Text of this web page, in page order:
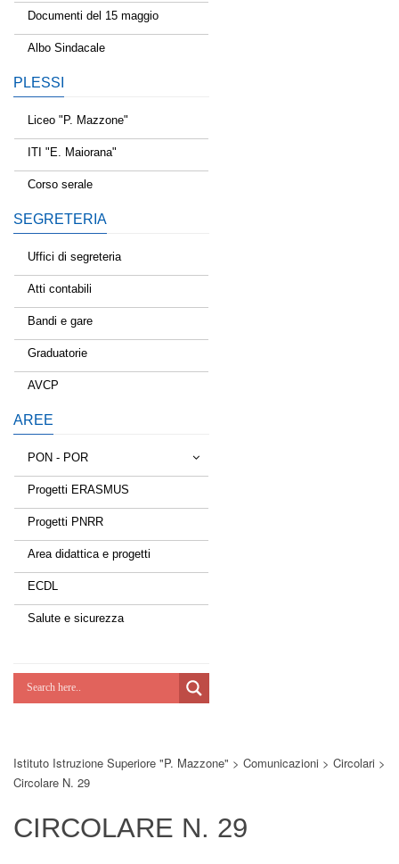
Documenti del 15 maggio
Albo Sindacale
PLESSI
Liceo "P. Mazzone"
ITI "E. Maiorana"
Corso serale
SEGRETERIA
Uffici di segreteria
Atti contabili
Bandi e gare
Graduatorie
AVCP
AREE
PON - POR
Tessere la rete
Estate a scuola
Scuola d'estate
Lab Green
Potenziamoci
Progetti ERASMUS
Progetti PNRR
Area didattica e progetti
ECDL
Salute e sicurezza
Istituto Istruzione Superiore "P. Mazzone" > Comunicazioni > Circolari >
Circolare N. 29
CIRCOLARE N. 29